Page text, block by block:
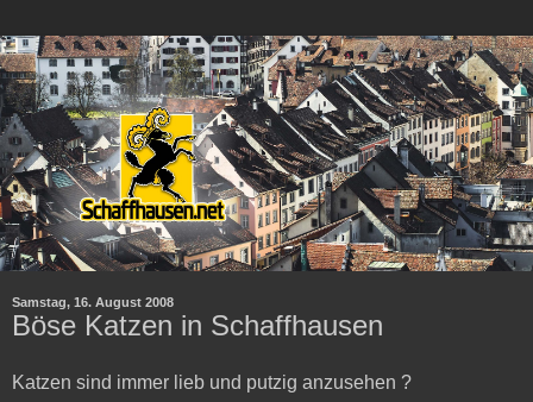
Samstag, 16. August 2008
Böse Katzen in Schaffhausen
Katzen sind immer lieb und putzig anzusehen ?